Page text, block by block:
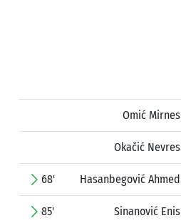
Omić Mirnes
Okačić Nevres
68' Hasanbegović Ahmed
85' Sinanović Enis